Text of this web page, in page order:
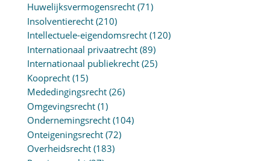
Huwelijksvermogensrecht(71)
Insolventierecht(210)
Intellectuele-eigendomsrecht(120)
Internationaal privaatrecht(89)
Internationaal publiekrecht(25)
Kooprecht(15)
Mededingingsrecht(26)
Omgevingsrecht(1)
Ondernemingsrecht(104)
Onteigeningsrecht(72)
Overheidsrecht(183)